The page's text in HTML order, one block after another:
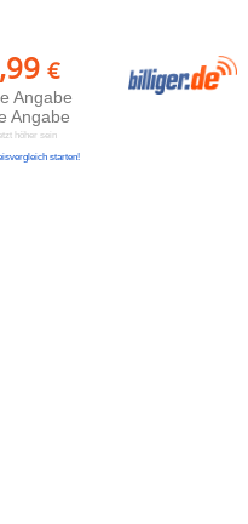
€
Angabe
Angabe
höher sein
starten!